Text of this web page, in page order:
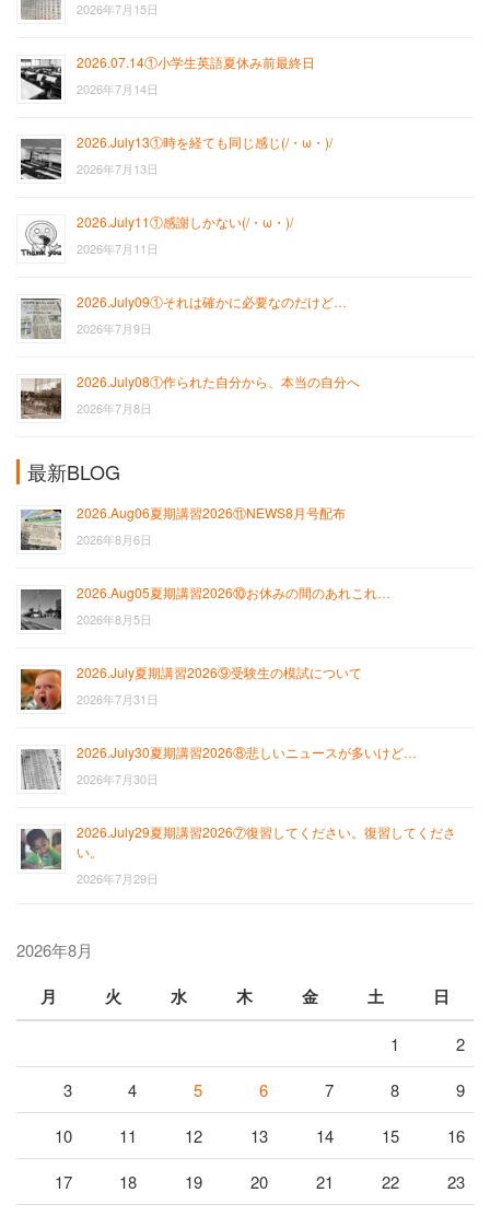
2026年7月15日
2026.07.14①小学生英語夏休み前最終日
2026年7月14日
2026.July13①時を経ても同じ感じ(/・ω・)/
2026年7月13日
2026.July11①感謝しかない(/・ω・)/
2026年7月11日
2026.July09①それは確かに必要なのだけど…
2026年7月9日
2026.July08①作られた自分から、本当の自分へ
2026年7月8日
最新BLOG
2026.Aug06夏期講習2026⑪NEWS8月号配布
2026年8月6日
2026.Aug05夏期講習2026⑩お休みの間のあれこれ…
2026年8月5日
2026.July夏期講習2026⑨受験生の模試について
2026年7月31日
2026.July30夏期講習2026⑧悲しいニュースが多いけど…
2026年7月30日
2026.July29夏期講習2026⑦復習してください。復習してくださ
い。
2026年7月29日
2026年8月
月 火 水 木 金 土 日
1
2
3
4 5 6 7 8
9
10
11 12 13 14 15
16
17
18 19 20 21 22
23